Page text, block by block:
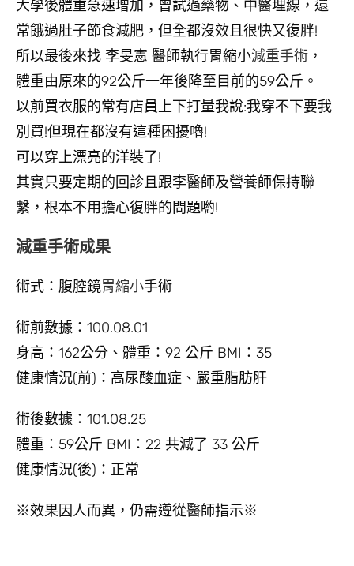
大學後體重急速增加，曾試過藥物、中醫埋線，還
常餓過肚子節食減肥，但全都沒效且很快又復胖!
所以最後來找 李旻憲 醫師執行胃縮小減重手術 ，
體重由原來的92公斤一年後降至目前的59公斤。
以前買衣服的常有店員上下打量我說:我穿不下要我
別買!但現在都沒有這種困擾嚕!
可以穿上漂亮的洋裝了!
其實只要定期的回診且跟李醫師及營養師保持聯
繫，根本不用擔心復胖的問題喲!
減重手術成果
術式：腹腔鏡胃縮小手術
術前數據：100.08.01
身高：162公分、體重：92 公斤 BMI：35
健康情況(前)：高尿酸血症、嚴重脂肪肝
術後數據：101.08.25
體重：59公斤 BMI：22 共減了 33 公斤
健康情況(後)：正常
※效果因人而異，仍需遵從醫師指示※